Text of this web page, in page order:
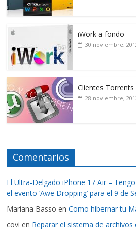
iWork a fondo
30 noviembre,
Clientes Torrents
28 noviembre,
Comentarios
El Ultra-Delgado iPhone 17 Air –
el evento ‘Awe Dropping’ para el 9 de
Mariana Basso enComo hibernar tu
covi en Reparar el sistema de